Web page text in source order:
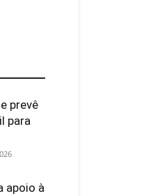
prevê
para
apoio à